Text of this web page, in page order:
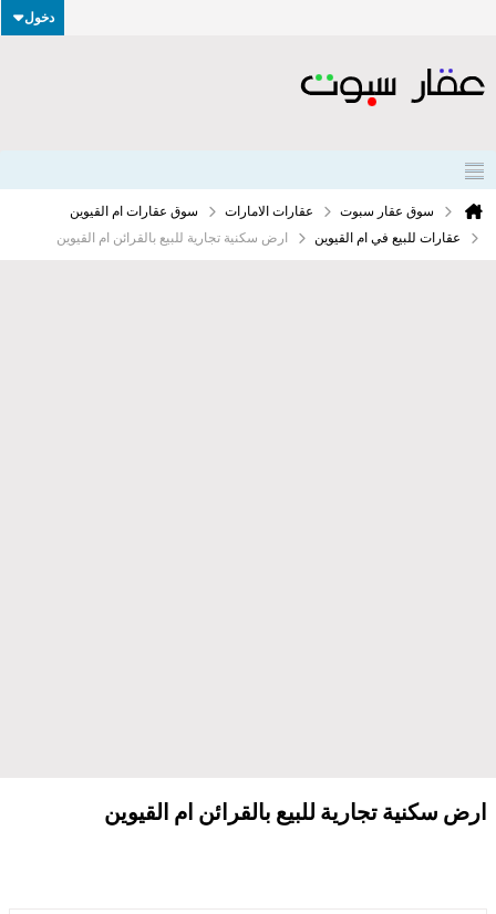
دخول
سوق عقار سبوت عقارات الامارات
سوق عقارات ام القيوين
عقارات للبيع في ام القيوين
ارض سكنية تجارية للبيع بالقرائن ام القيوين
ارض سكنية تجارية للبيع بالقرائن ام القيوين